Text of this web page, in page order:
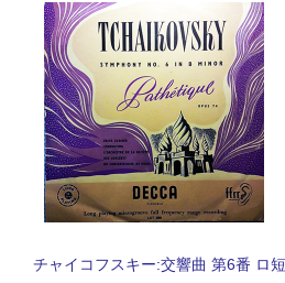
チャイコフスキー:交響曲 第6番 ロ